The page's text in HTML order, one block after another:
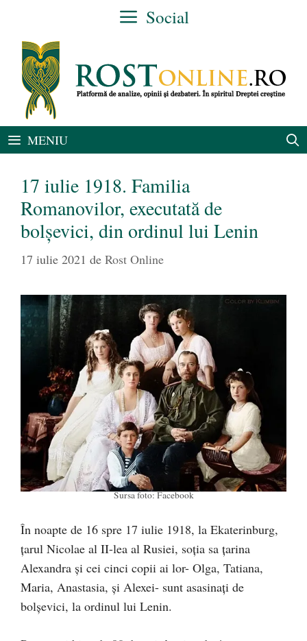
conținut
Social
MENIU
17 iulie 1918. Familia
Romanovilor, executată de
bolșevici, din ordinul lui Lenin
17 iulie 2021 de Rost Online
Sursa foto: Facebook
În noapte de 16 spre 17 iulie 1918, la Ekaterinburg,
țarul Nicolae al II-lea al Rusiei, soția sa țarina
Alexandra și cei cinci copii ai lor- Olga, Tatiana,
Maria, Anastasia, și Alexei- sunt asasinați de
bolșevici, la ordinul lui Lenin.